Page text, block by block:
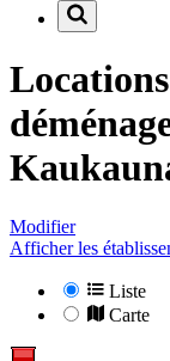
Modifier
Afficher les
Liste
Carte